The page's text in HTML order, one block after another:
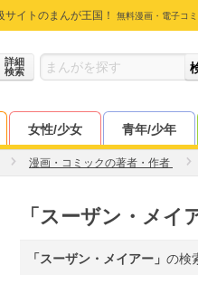
イトのまんが王国！ 無料漫画・電子コ
詳細
検索
女性/少女 青年/少年
漫画・コミックの著者・作者
「スーザン・メイ
「スーザン・メイアー」 の検